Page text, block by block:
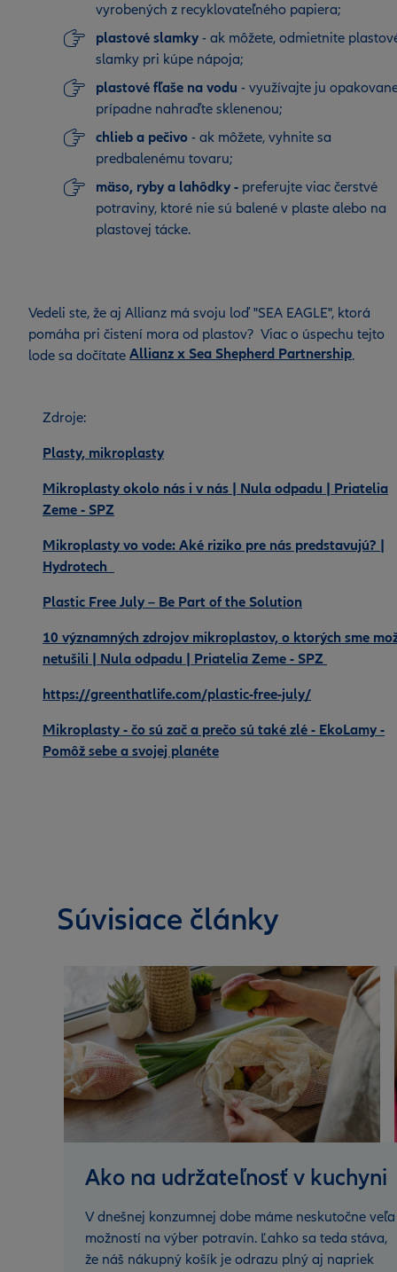
vyrobených z recyklovateľného papiera;
plastové slamky - ak môžete, odmietnite
slamky pri kúpe nápoja;
plastové fľaše na vodu - využívajte ju
prípadne nahraďte sklenenou;
chlieb a pečivo - ak môžete, vyhnite sa
predbalenému tovaru;
mäso, ryby a lahôdky - preferujte viac čerstvé
potraviny, ktoré nie sú balené v plaste alebo na
plastovej tácke.
Vedeli ste, že aj Allianz má svoju loď "SEA EAGLE", ktorá
pomáha pri čistení mora od plastov? Viac o úspechu tejto
lode sa dočítate Allianz x Sea Shepherd Partnership.
Zdroje:
Plasty, mikroplasty
Mikroplasty okolo nás i v nás | Nula odpadu | Priatelia
Zeme - SPZ
Mikroplasty vo vode: Aké riziko pre nás predstavujú? |
Hydrotech
Plastic Free July – Be Part of the Solution
10 významných zdrojov mikroplastov, o ktorých sme
netušili | Nula odpadu | Priatelia Zeme - SPZ
https://greenthatlife.com/plastic-free-july/
Mikroplasty - čo sú zač a prečo sú také zlé - EkoLamy -
Pomôž sebe a svojej planéte
Súvisiace články
Ako na udržateľnosť v kuchyni
V dnešnej konzumnej dobe máme neskutočne veľa
možností na výber potravín. Ľahko sa teda stáva,
že náš nákupný košík je odrazu plný aj napriek